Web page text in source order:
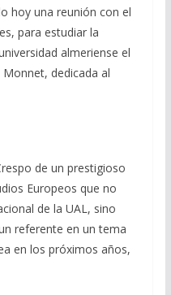
hoy una reunión con el
para estudiar la
almeriense el
dedicada al
de un prestigioso
Europeos que no
de la UAL, sino
referente en un tema
en los próximos años,